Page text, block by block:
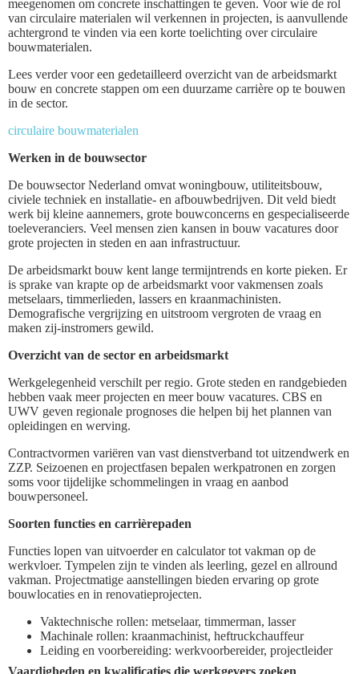
meegenomen om concrete inschattingen te geven. Voor wie de rol
van circulaire materialen wil verkennen in projecten, is aanvullende
achtergrond te vinden via een korte toelichting over circulaire
bouwmaterialen.
Lees verder voor een gedetailleerd overzicht van de arbeidsmarkt
bouw en concrete stappen om een duurzame carrière op te bouwen
in de sector.
circulaire bouwmaterialen
Werken in de bouwsector
De bouwsector Nederland omvat woningbouw, utiliteitsbouw,
civiele techniek en installatie- en afbouwbedrijven. Dit veld biedt
werk bij kleine aannemers, grote bouwconcerns en gespecialiseerde
toeleveranciers. Veel mensen zien kansen in bouw vacatures door
grote projecten in steden en aan infrastructuur.
De arbeidsmarkt bouw kent lange termijntrends en korte pieken. Er
is sprake van krapte op de arbeidsmarkt voor vakmensen zoals
metselaars, timmerlieden, lassers en kraanmachinisten.
Demografische vergrijzing en uitstroom vergroten de vraag en
maken zij-instromers gewild.
Overzicht van de sector en arbeidsmarkt
Werkgelegenheid verschilt per regio. Grote steden en randgebieden
hebben vaak meer projecten en meer bouw vacatures. CBS en
UWV geven regionale prognoses die helpen bij het plannen van
opleidingen en werving.
Contractvormen variëren van vast dienstverband tot uitzendwerk en
ZZP. Seizoenen en projectfasen bepalen werkpatronen en zorgen
soms voor tijdelijke schommelingen in vraag en aanbod
bouwpersoneel.
Soorten functies en carrièrepaden
Functies lopen van uitvoerder en calculator tot vakman op de
werkvloer. Tympelen zijn te vinden als leerling, gezel en allround
vakman. Projectmatige aanstellingen bieden ervaring op grote
bouwlocaties en in renovatieprojecten.
Vaktechnische rollen: metselaar, timmerman, lasser
Machinale rollen: kraanmachinist, heftruckchauffeur
Leiding en voorbereiding: werkvoorbereider, projectleider
Vaardigheden en kwalificaties die werkgevers zoeken